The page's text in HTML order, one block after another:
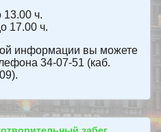
13.00 ч.
17.00 ч.
информации вы можете
34-07-51 (каб.